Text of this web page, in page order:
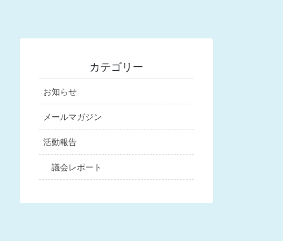
カテゴリー
お知らせ
メールマガジン
活動報告
議会レポート